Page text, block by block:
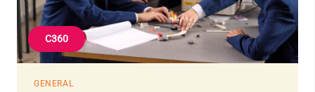
C360
GENERAL